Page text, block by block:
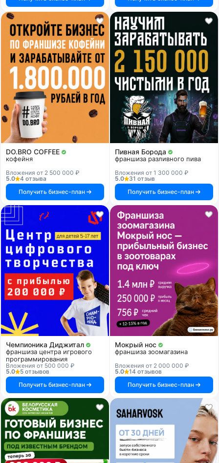
DO.BRO COFFEE
кофейня
Вложения от 2 500 000 ₽
5.0
4 отзыва
Получить бизнес-план
Пивная Борода
франшиза разливного пива
Вложения от 1 300 000 ₽
5.0
31 отзыв
Получить бизнес-план
Чемпионика Диджитал
франшиза центра игрового
программирования
Вложения от 500 000 ₽
5.0
5 отзывов
Получить бизнес-план
Мокрый нос
франшиза зоомагазина
Вложения от 2 000 000 ₽
5.0
14 отзывов
Получить бизнес-план